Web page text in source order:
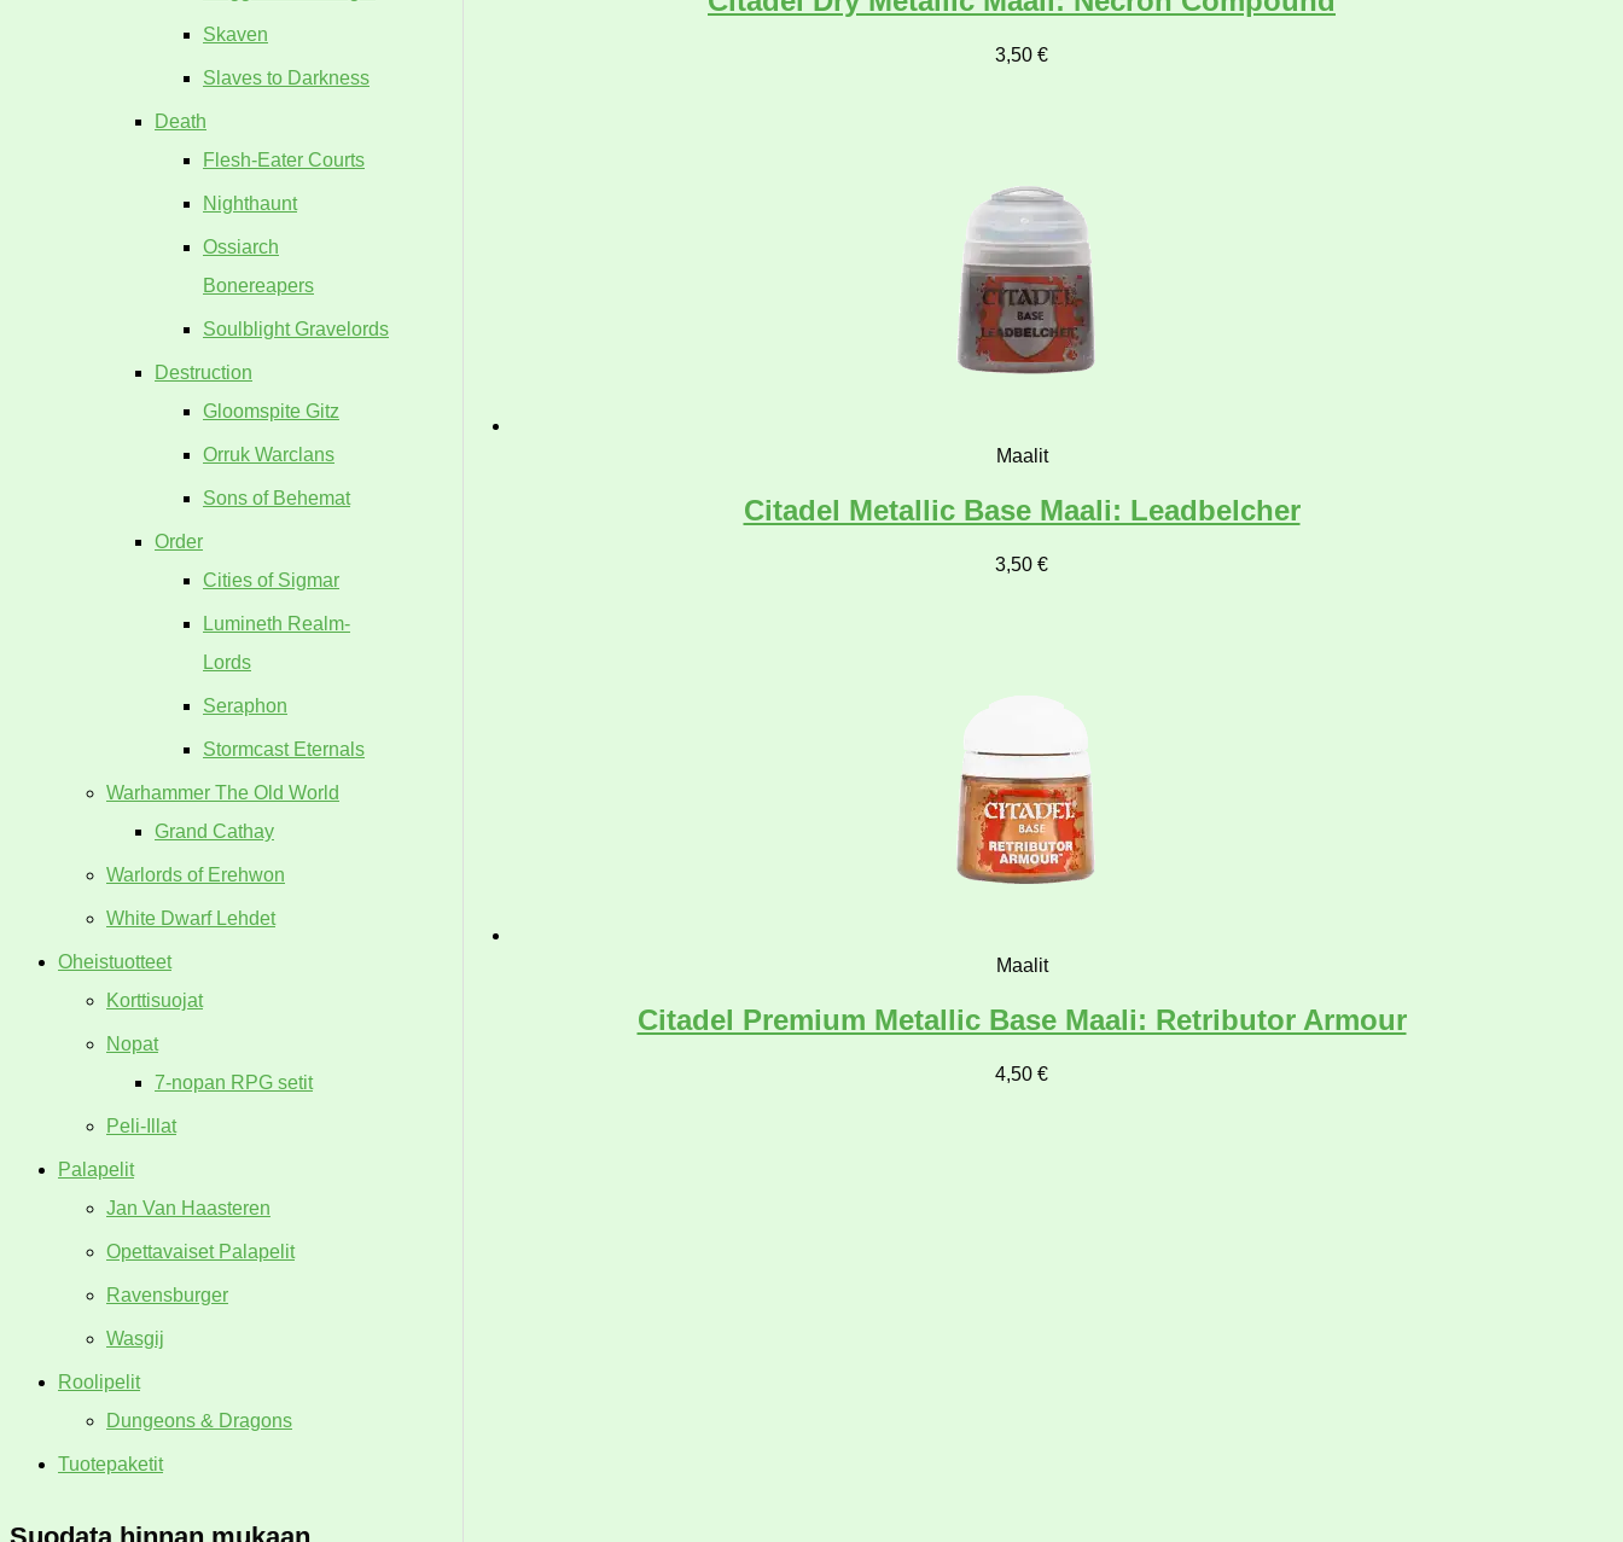
Skaven
Slaves to Darkness
Death
Flesh-Eater Courts
Nighthaunt
Ossiarch
Bonereapers
Soulblight Gravelords
Destruction
Gloomspite Gitz
Orruk Warclans
Sons of Behemat
Order
Cities of Sigmar
Lumineth Realm-
Lords
Seraphon
Stormcast Eternals
Warhammer The Old World
Grand Cathay
Warlords of Erehwon
White Dwarf Lehdet
Oheistuotteet
Korttisuojat
Nopat
7-nopan RPG setit
Peli-Illat
Palapelit
Jan Van Haasteren
Opettavaiset Palapelit
Ravensburger
Wasgij
Roolipelit
Dungeons & Dragons
Tuotepaketit
3,50 €
Maalit
Citadel Metallic Base Maali: Leadbelcher
3,50 €
Maalit
Citadel Premium Metallic Base Maali: Retributor Armour
4,50 €